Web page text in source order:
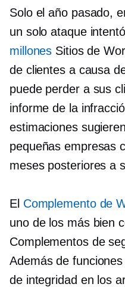
Solo el año pasado,
un solo ataque
millones Sitios de
de clientes a causa
puede perder a sus
informe de la
estimaciones
pequeñas empresas
meses posteriores a
El Complemento de
uno de los más bien
Complementos de
Además de
de integridad en los